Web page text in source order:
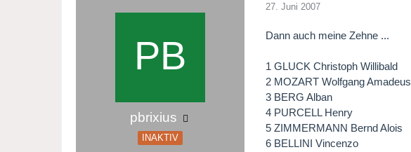
pbrixius
INAKTIV
27. Juni 2007
Dann auch meine Zehne ...
1 GLUCK Christoph Willibald
2 MOZART Wolfgang Amadeus
3 BERG Alban
4 PURCELL Henry
5 ZIMMERMANN Bernd Alois
6 BELLINI Vincenzo